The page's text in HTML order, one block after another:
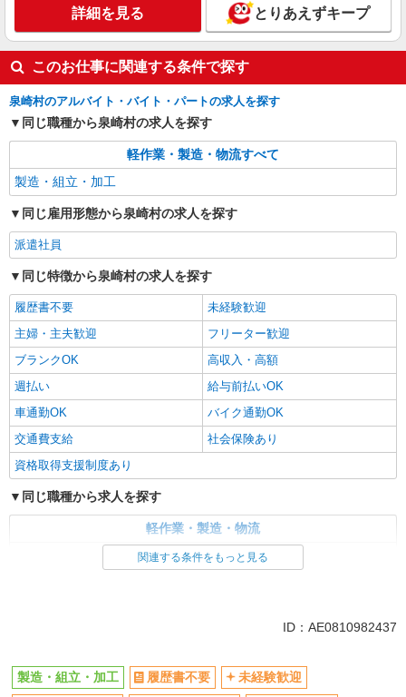
詳細を見る とりあえずキープ
このお仕事に関連する条件で探す
泉崎村のアルバイト・バイト・パートの求人を探す
同じ職種から泉崎村の求人を探す
軽作業・製造・物流すべて
製造・組立・加工
同じ雇用形態から泉崎村の求人を探す
派遣社員
同じ特徴から泉崎村の求人を探す
履歴書不要
未経験歓迎
主婦・主夫歓迎
フリーター歓迎
ブランクOK
高収入・高額
週払い
給与前払いOK
車通勤OK
バイク通勤OK
交通費支給
社会保険あり
資格取得支援制度あり
同じ職種から求人を探す
軽作業・製造・物流
関連する条件をもっと見る
ID：AE0810982437
製造・組立・加工 履歴書不要
未経験歓迎